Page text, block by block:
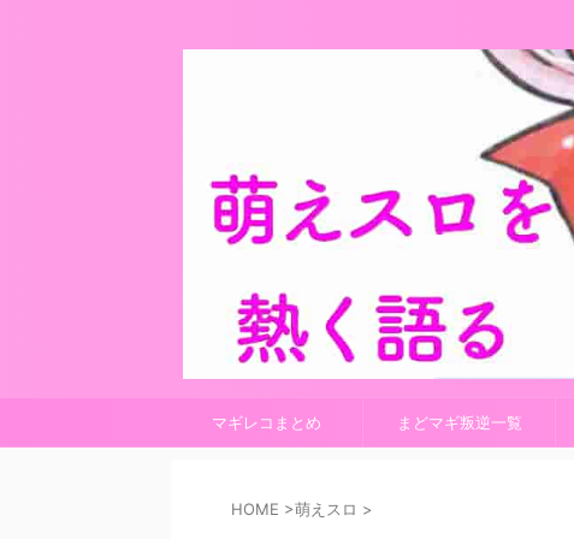
マギレコまとめ まどマギ叛逆一覧
HOME >萌えスロ >